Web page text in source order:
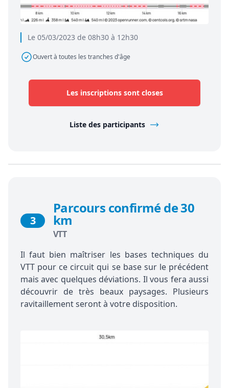
Le 05/03/2023 de 08h30 à 12h30
Ouvert à toutes les tranches d'âge
Les inscriptions sont closes
Liste des participants
3
Parcours confirmé de 30
km
VTT
Il faut bien maîtriser les bases techniques du
VTT pour ce circuit qui se base sur le précédent
mais avec quelques déviations. Il vous fera aussi
découvrir de très beaux paysages. Plusieurs
ravitaillement seront à votre disposition.